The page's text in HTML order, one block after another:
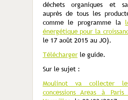
déchets organiques et
auprès de tous les
comme le programme la
énergétique pour la
le 17 août 2015 au JO).
Téléchargerle guide.
Sur le sujet :
Moulinot va collecter
concessions Areas à